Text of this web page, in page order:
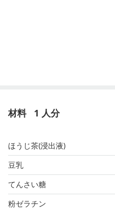
材料 1 人分
ほうじ茶(浸出液)
豆乳
てんさい糖
粉ゼラチン